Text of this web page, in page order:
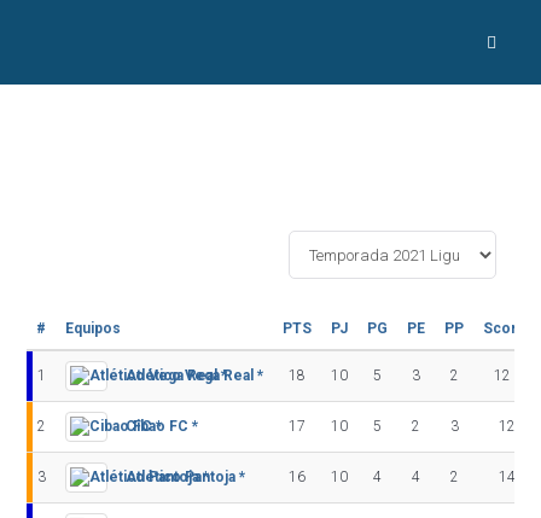
# Equipos PTS PJ PG PE PP Score
1 Atlético Vega Real * 18 10 5 3 2 12 - 12
2 Cibao FC * 17 10 5 2 3 12 - 6
3 Atlético Pantoja * 16 10 4 4 2 14 - 9